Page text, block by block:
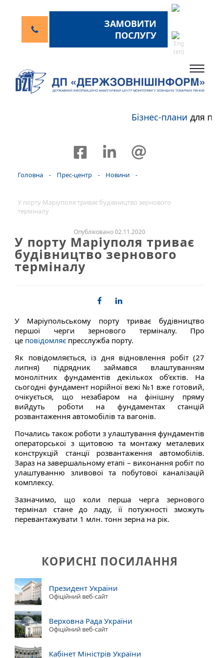
ЗАМОВИТИ
ПОСЛУГУ
Бізнес-планидля
Головна - Прес-центр - Новини -
У порту Маріуполя триває будівництво зернового
терміналу
Опубліковано 02.11.2020
У порту Маріуполя триває
будівництво зернового
терміналу
У Маріупольському порту триває будівництво
першої черги зернового терміналу. Про
це повідомляє пресслужба порту.
Як повідомляється, із дня відновлення робіт (27
липня) підрядник займався влаштуванням
монолітних фундаментів декількох об’єктів. На
сьогодні фундамент норійної вежі №1 вже готовий,
очікується, що незабаром на фінішну пряму
вийдуть роботи на фундаментах станцій
розвантаження автомобілів та вагонів.
Почались також роботи з улаштування фундаментів
операторської з щитовою та монтажу металевих
конструкцій станції розвантаження автомобілів.
Зараз на завершальному етапі – виконання робіт по
улаштуванню зливової та побутової каналізацій
комплексу.
Зазначимо, що коли перша черга зернового
термінал стане до ладу, її потужності зможуть
перевантажувати 1 млн. тонн зерна на рік.
КОРИСНІ ПОСИЛАННЯ
Президент України
Офіційний веб-сайт
Верховна Рада України
Офіційний веб-сайт
Кабінет Міністрів України